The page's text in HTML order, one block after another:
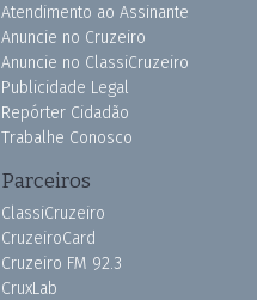
Atendimento ao Assinante
Anuncie no Cruzeiro
Anuncie no ClassiCruzeiro
Publicidade Legal
Repórter Cidadão
Trabalhe Conosco
Parceiros
ClassiCruzeiro
CruzeiroCard
Cruzeiro FM 92.3
CruxLab